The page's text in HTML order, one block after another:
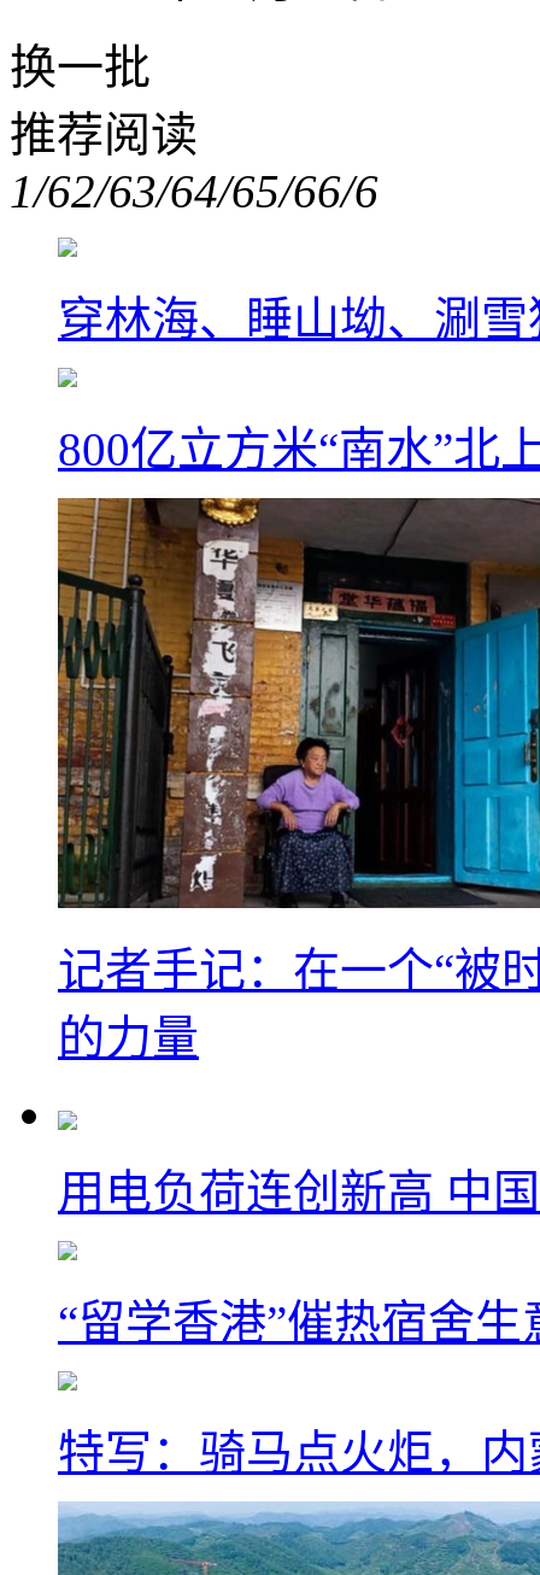
换一批
推荐阅读
1/62/63/64/65/66/6
穿林海、睡山坳、涮
800亿立方米“南水”北
记者手记：在一个“被
的力量
用电负荷连创新高 中
“留学香港”催热宿舍
特写：骑马点火炬，